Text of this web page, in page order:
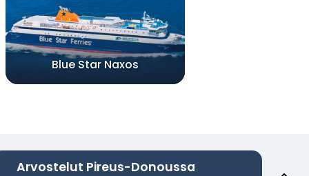
Blue Star Naxos
Arvostelut Pireus-Donoussa